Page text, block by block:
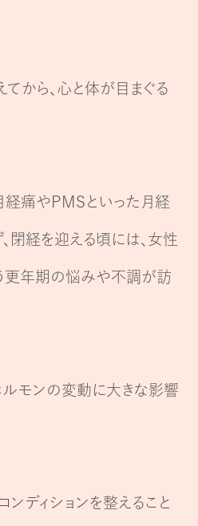
から、心と体が目まぐる
痛やPMSといった月経
閉経を迎える頃には、女性
更年期の悩みや不調が訪
モンの変動に大きな影響
ンディションを整えること